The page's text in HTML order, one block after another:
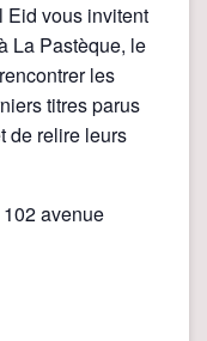
Eid vous invitent
La Pastèque, le
les
titres parus
de relire leurs
avenue